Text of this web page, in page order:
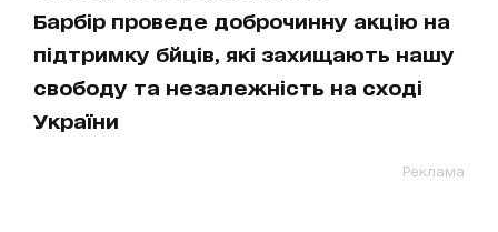
Барбір проведе доброчинну акцію на
підтримку бйців, які захищають нашу
свободу та незалежність на сході
України
Реклама